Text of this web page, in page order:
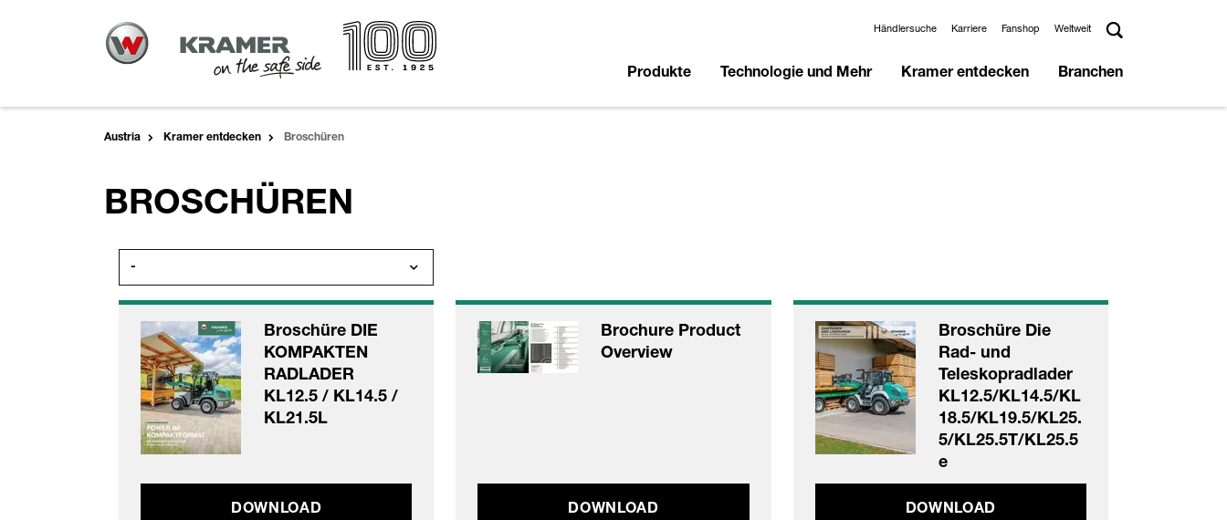
Händlersuche Karriere Fanshop Weltweit
Produkte Technologie und Mehr Kramer entdecken Branchen
Austria Kramer entdecken Broschüren
BROSCHÜREN
-
Broschüre DIE
KOMPAKTEN
RADLADER
KL12.5 / KL14.5 /
KL21.5L
DOWNLOAD
Brochure Product
Overview
DOWNLOAD
Broschüre Die
Rad- und
Teleskopradlader
KL12.5/KL14.5/KL
18.5/KL19.5/KL25.
5/KL25.5T/KL25.5
e
DOWNLOAD